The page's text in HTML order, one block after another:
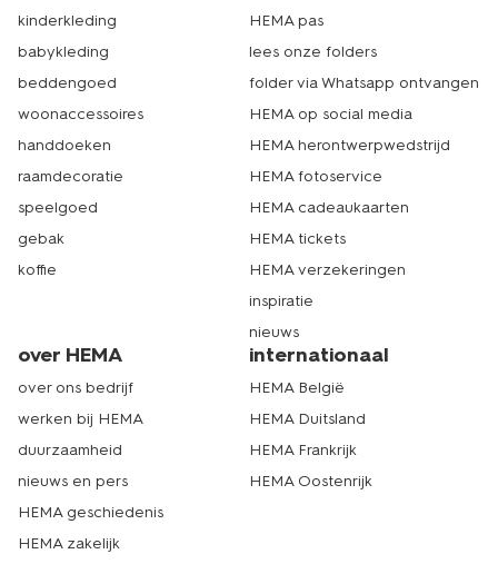
kinderkleding
babykleding
beddengoed
woonaccessoires
handdoeken
raamdecoratie
speelgoed
gebak
koffie
HEMA pas
lees onze folders
folder via Whatsapp ontvangen
HEMA op social media
HEMA herontwerpwedstrijd
HEMA fotoservice
HEMA cadeaukaarten
HEMA tickets
HEMA verzekeringen
inspiratie
nieuws
over HEMA
over ons bedrijf
werken bij HEMA
duurzaamheid
nieuws en pers
HEMA geschiedenis
HEMA zakelijk
internationaal
HEMA België
HEMA Duitsland
HEMA Frankrijk
HEMA Oostenrijk